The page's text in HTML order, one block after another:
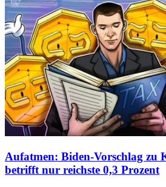
Aufatmen: Biden-Vorschlag zu
betrifft nur reichste 0,3 Prozent